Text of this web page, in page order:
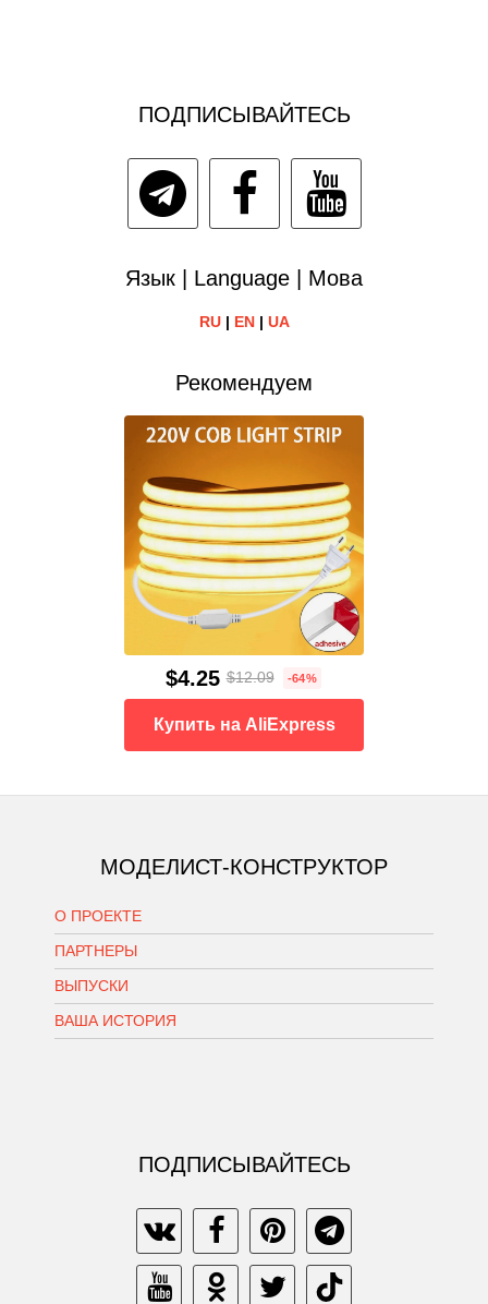
ПОДПИСЫВАЙТЕСЬ
Язык | Language | Мова
RU| EN| UA
Рекомендуем
$4.25 $12.09 -64%
Купить на AliExpress
МОДЕЛИСТ-КОНСТРУКТОР
О ПРОЕКТЕ
ПАРТНЕРЫ
ВЫПУСКИ
ВАША ИСТОРИЯ
ПОДПИСЫВАЙТЕСЬ